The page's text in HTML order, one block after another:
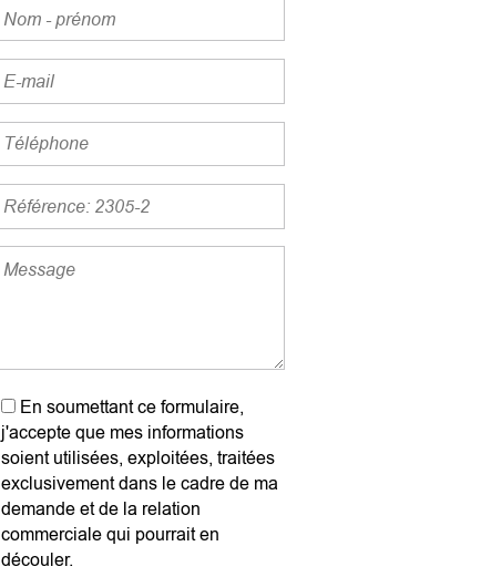
En soumettant ce formulaire,
j'accepte que mes informations
soient utilisées, exploitées, traitées
exclusivement dans le cadre de ma
demande et de la relation
commerciale qui pourrait en
découler.